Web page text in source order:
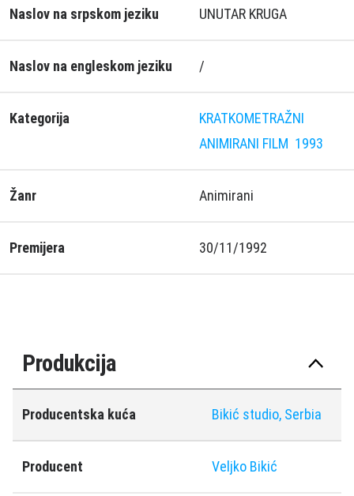
Naslov na srpskom jeziku UNUTAR KRUGA
Naslov na engleskom jeziku /
Kategorija
KRATKOMETRAŽNI
ANIMIRANI FILM 1993
Žanr Animirani
Premijera 30/11/1992
Produkcija
Producentska kuća Bikić studio, Serbia
Producent Veljko Bikić